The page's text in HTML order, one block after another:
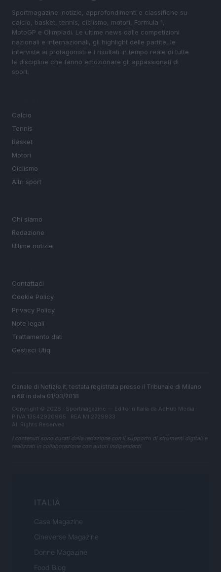
Sportmagazine: notizie, approfondimenti e classifiche su
calcio, basket, tennis, ciclismo, motori, Formula 1,
MotoGP e Olimpiadi. Le ultime news dalle competizioni
nazionali e internazionali, gli highlight delle partite, le
interviste ai protagonisti e i risultati in tempo reale di tutte
le discipline che fanno emozionare gli appassionati di
sport.
Calcio
Tennis
Basket
Motori
Ciclismo
Altri sport
Chi siamo
Redazione
Ultime notizie
Contattaci
Cookie Policy
Privacy Policy
Note legali
Trattamento dati
Gestisci Utiq
Canale di Notizie.it, testata registrata presso il Tribunale di Milano
n.68 in data 01/03/2018
Copyright © 2026 · Sportmagazine — Edito in Italia da AdHub Media
P.IVA 13542920965 · REA MI 2729933
All Rights Reserved
I contenuti sono curati dalla redazione con il supporto di strumenti digitali e
realizzati in collaborazione con autori indipendenti.
ITALIA
Casa Magazine
Cineverse Magazine
Donne Magazine
Food Blog